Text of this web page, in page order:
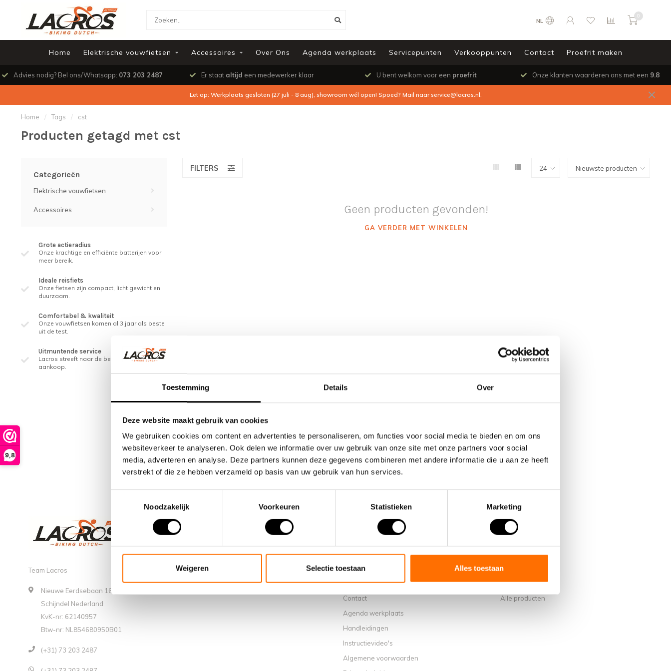
9,8
Toestemming Details Over
Deze website maakt gebruik van cookies
We gebruiken cookies om content en advertenties te personaliseren, om functies voor social media te bieden en om ons
websiteverkeer te analyseren. Ook delen we informatie over uw gebruik van onze site met onze partners voor social
media, adverteren en analyse. Deze partners kunnen deze gegevens combineren met andere informatie die u aan ze heeft
verstrekt of die ze hebben verzameld op basis van uw gebruik van hun services.
Noodzakelijk
Voorkeuren Statistieken Marketing
Weigeren Selectie toestaan Alles toestaan
NL
0
Home Elektrische vouwfietsen Accessoires Over Ons Agenda werkplaats Servicepunten Verkooppunten Contact Proefrit maken
Advies nodig? Bel ons/Whatsapp: 073 203 2487 Er staat altijd een medewerker klaar U bent welkom voor een proefrit Onze klanten waarderen ons met een 9.8
Let op: Werkplaats gesloten (27 juli - 8 aug), showroom wél open! Spoed? Mail naarservice@lacros.nl.
Home / Tags / cst
Producten getagd met cst
Categorieën
Elektrische vouwfietsen
Accessoires
Grote actieradius
Onze krachtige en efficiënte batterijen voor
meer bereik.
Ideale reisfiets
Onze fietsen zijn compact, licht gewicht en
duurzaam.
Comfortabel & kwaliteit
Onze vouwfietsen komen al 3 jaar als beste
uit de test.
Uitmuntende service
Lacros streeft naar de beste service, ook na
aankoop.
FILTERS
Geen producten gevonden!
GA VERDER MET WINKELEN
Team Lacros
Nieuwe Eerdsebaan 16, 5482 VS
Schijndel Nederland
KvK-nr: 62140957
Btw-nr: NL854680950B01
(+31) 73 203 2487
Waarom een elektrische vouwfiets van Lacros
Showroom Schijndel
Verkooppunten
Contact
Agenda werkplaats
Handleidingen
Instructievideo's
Algemene voorwaarden
Mijn account
Mijn bestellingen
Mijn verlanglijst
Vergelijk
Alle producten